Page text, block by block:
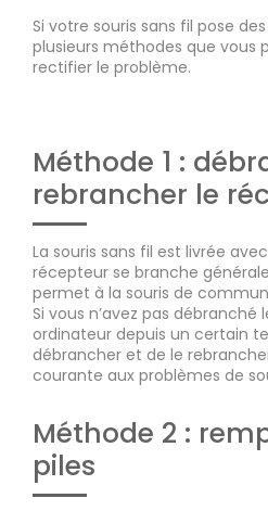
Si votre souris sans fil pose
plusieurs méthodes que vous
rectifier le problème.
Méthode 1 :
rebrancher le
La souris sans fil est livrée
récepteur se branche
permet à la souris de
Si vous n’avez pas
ordinateur depuis un certain
débrancher et de le
courante aux problèmes de
Méthode 2 :
piles